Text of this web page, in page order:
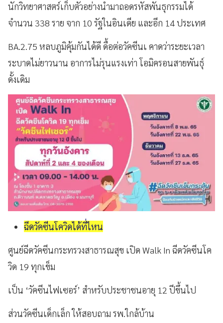
นักวิทยาศาสตร์เก็บตัวอย่างนำมาถอดรหัสพันธุกรรมได้
จำนวน 338 ราย จาก 10 รัฐในอินเดีย และอีก 14 ประเทศ
BA.2.75 หลบภูมิคุ้มกันได้ดี ดื้อต่อวัคซีนเ คาดว่าระยะเวลา
ระบาดไม่ยาวนาน อาการไม่รุนแรงเท่า โอมิครอนสายพันธุ์
ดั้งเดิม
ฉีดวัคซีนโควิดได้ที่ไหน
ศูนย์ฉีดวัคซีนกระทรวงสาธารณสุข เปิด Walk In ฉีดวัคซีนโค
วิด 19 ทุกเข็ม
เป็น ‘วัคซีนไฟเซอร์’ สำหรับประชาชนอายุ 12 ปีขึ้นไป
ส่วนวัคซีนเด็กเล็ก ให้สอบถาม รพ.ใกล้บ้าน